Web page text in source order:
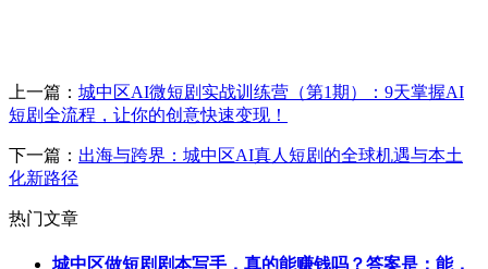
上一篇： 城中区AI微短剧实战训练营（第1期）：9天掌握AI
短剧全流程，让你的创意快速变现！
下一篇： 出海与跨界：城中区AI真人短剧的全球机遇与本土
化新路径
热门文章
城中区做短剧剧本写手，真的能赚钱吗？答案是：能，